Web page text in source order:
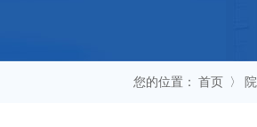
您的位置： 首页 〉